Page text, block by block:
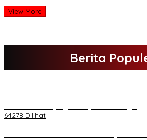
View More
Berita
64278 Dilihat